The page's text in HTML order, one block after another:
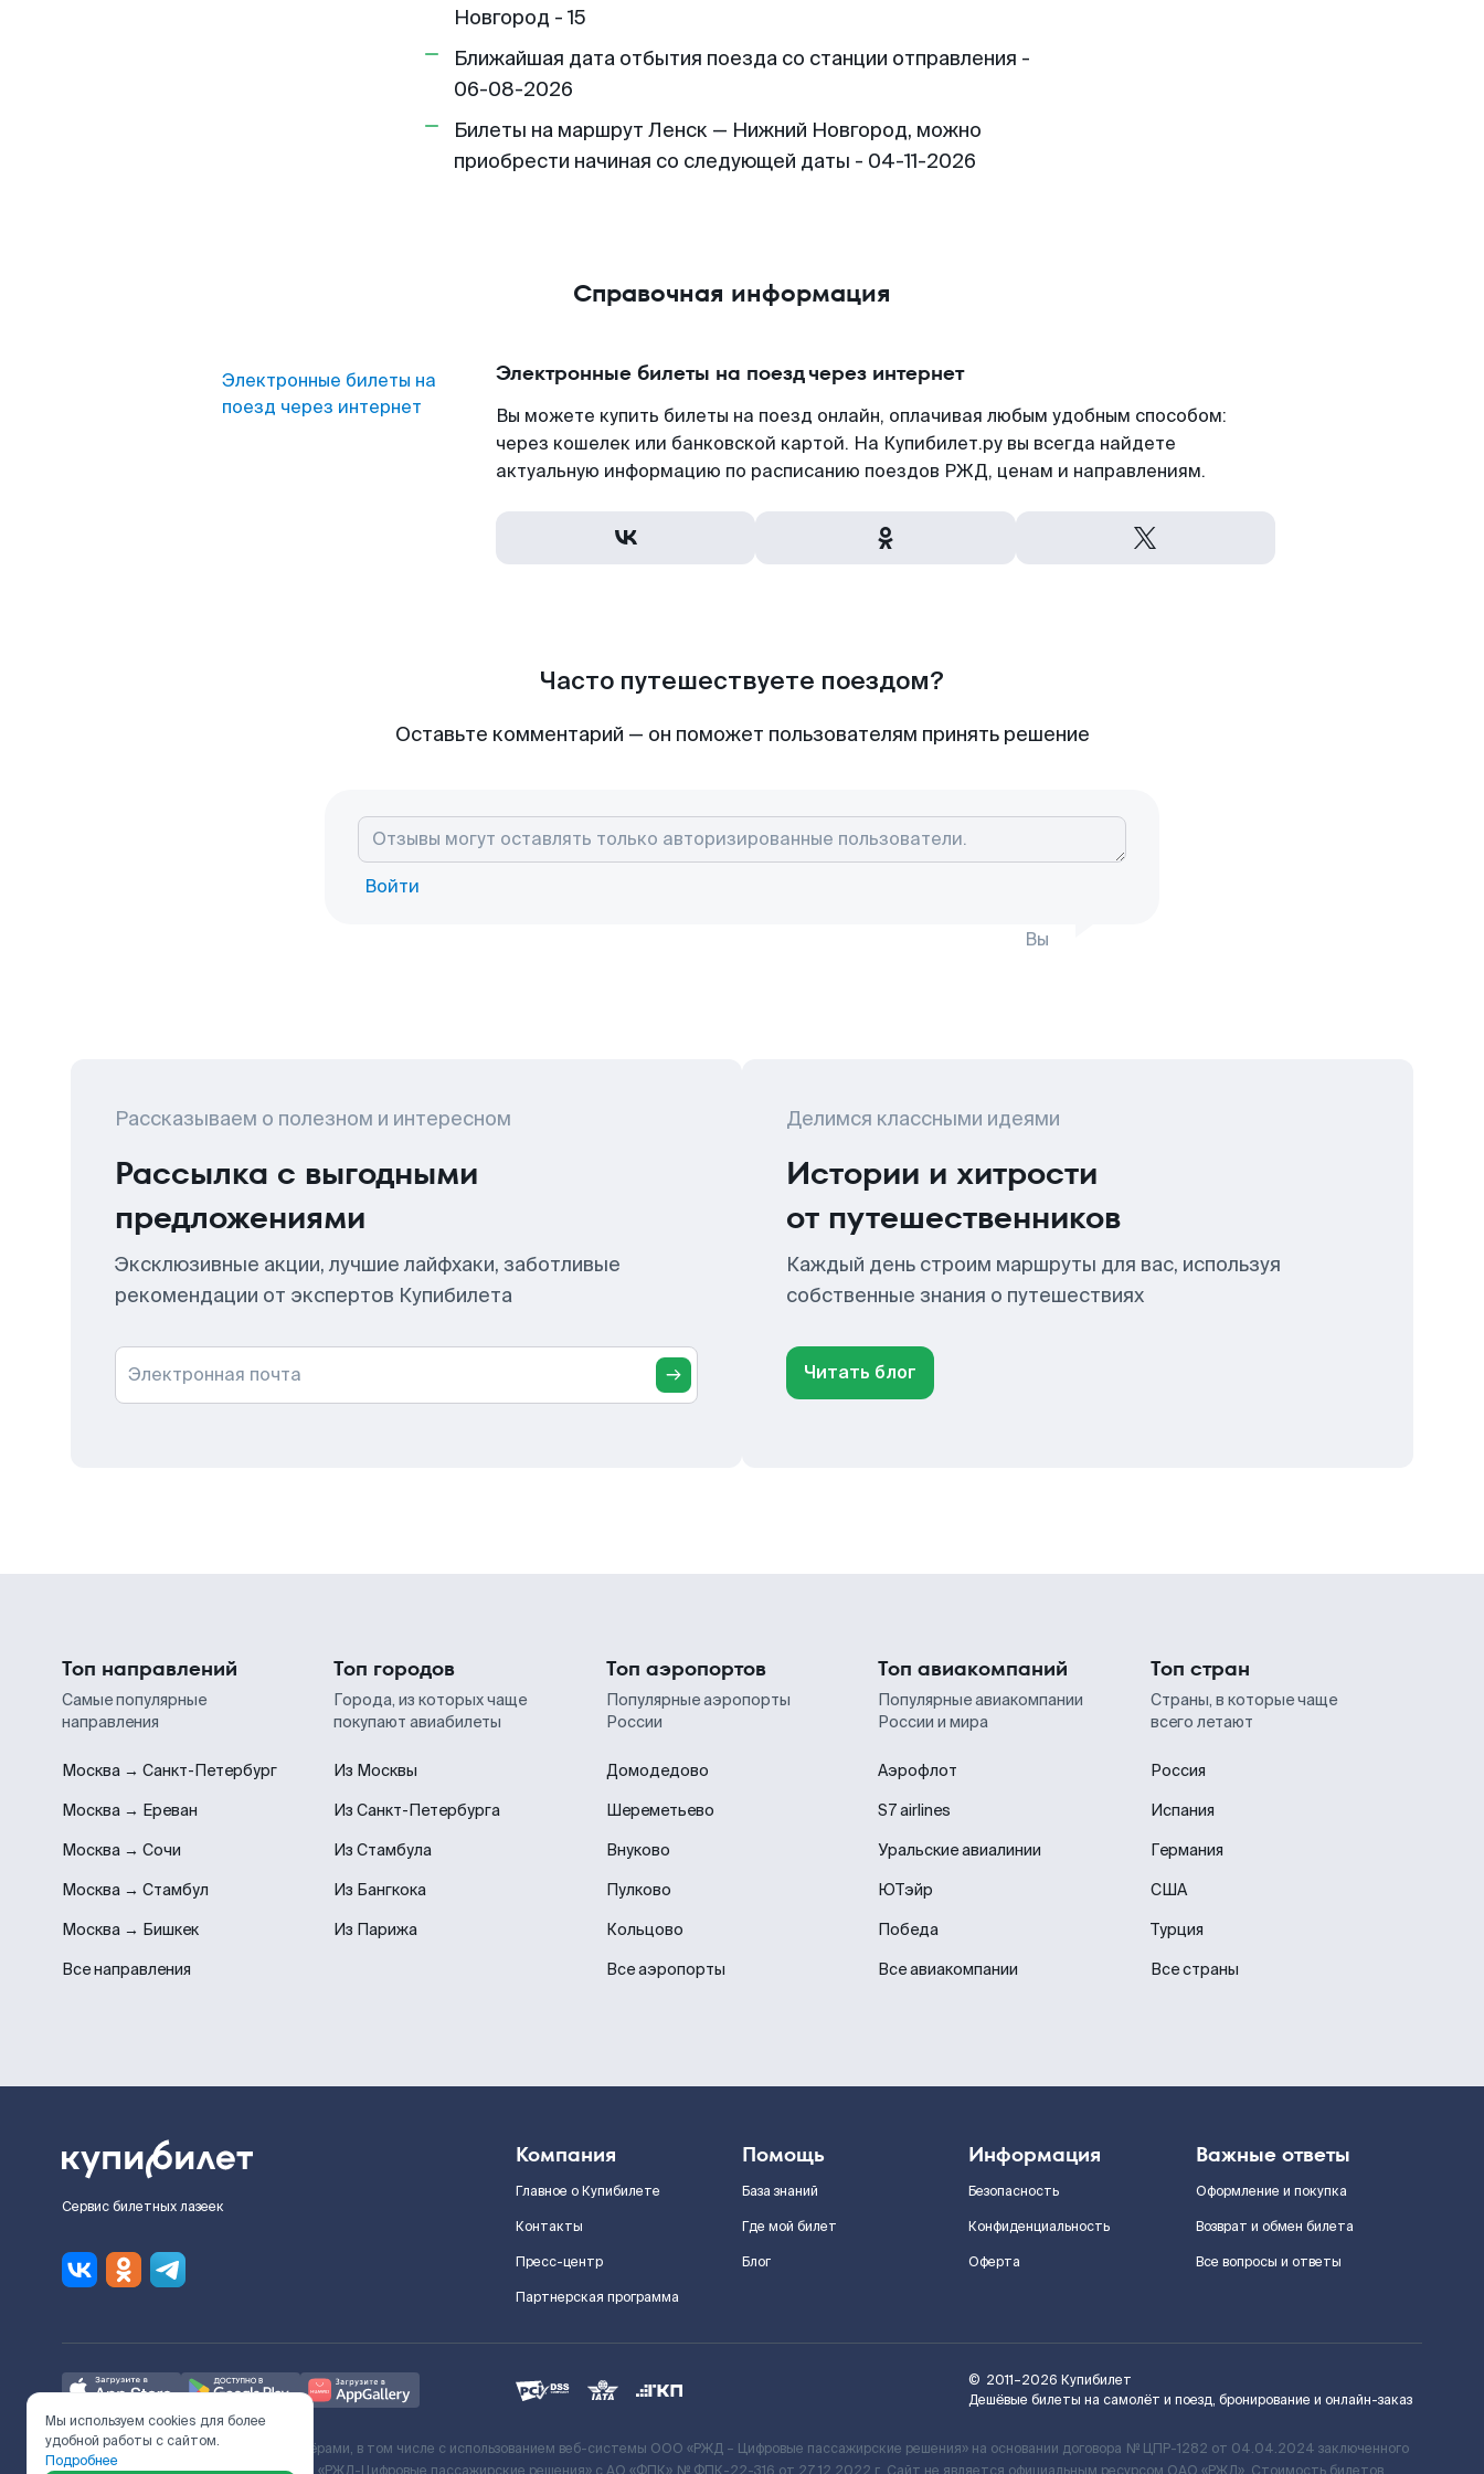
Новгород - 15
Ближайшая дата отбытия поезда со станции отправления -
06-08-2026
Билеты на маршрут Ленск — Нижний Новгород, можно
приобрести начиная со следующей даты - 04-11-2026
Справочная информация
Электронные билеты на
поезд через интернет
Электронные билеты на поезд через интернет
Вы можете купить билеты на поезд онлайн, оплачивая любым удобным способом:
через кошелек или банковской картой. На Купибилет.ру вы всегда найдете
актуальную информацию по расписанию поездов РЖД, ценам и направлениям.
Часто путешествуете поездом?
Оставьте комментарий — он поможет пользователям принять решение
Войти
Вы
Рассказываем о полезном и интересном
Рассылка с выгодными
предложениями
Эксклюзивные акции, лучшие лайфхаки, заботливые
рекомендации от экспертов Купибилета
Электронная почта
Делимся классными идеями
Истории и хитрости
от путешественников
Каждый день строим маршруты для вас, используя
собственные знания о путешествиях
Читать блог
Топ направлений
Самые популярные
направления
Москва → Санкт-Петербург
Москва → Ереван
Москва → Сочи
Москва → Стамбул
Москва → Бишкек
Все направления
Топ городов
Города, из которых чаще
покупают авиабилеты
Из Москвы
Из Санкт-Петербурга
Из Стамбула
Из Бангкока
Из Парижа
Топ аэропортов
Популярные аэропорты
России
Домодедово
Шереметьево
Внуково
Пулково
Кольцово
Все аэропорты
Топ авиакомпаний
Популярные авиакомпании
России и мира
Аэрофлот
S7 airlines
Уральские авиалинии
ЮТэйр
Победа
Все авиакомпании
Топ стран
Страны, в которые чаще
всего летают
Россия
Испания
Германия
США
Турция
Все страны
Сервис билетных лазеек
Компания
Главное о Купибилете
Контакты
Пресс-центр
Партнерская программа
Помощь
База знаний
Где мой билет
Блог
Информация
Безопасность
Конфиденциальность
Оферта
Важные ответы
Оформление и покупка
Возврат и обмен билета
Все вопросы и ответы
© 2011–2026 Купибилет
Дешёвые билеты на самолёт и поезд, бронирование и онлайн-заказ
Ж/Д билеты предоставляются партнёрами, в том числе с использованием веб-системы ООО «РЖД – Цифровые пассажирские решения» на основании договора № ЦПР-1282 от 04.04.2024 заключенного
Мы используем cookies для более
удобной работы с сайтом.
Подробнее